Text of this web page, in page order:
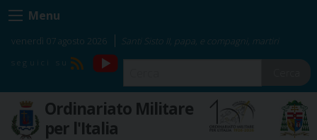
Skip
to
content
Menu
venerdì 07 agosto 2026 Santi Sisto II, papa, e compagni, martiri
RSS
YouTube
Ordinariato Militare
per l'Italia